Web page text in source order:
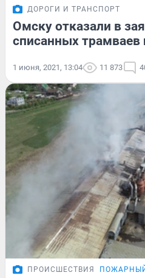
ДОРОГИ И ТРАНСПОРТ
Омску отказали в
списанных
1 июня, 2021, 13:04 11 873
ПРОИСШЕСТВИЯ